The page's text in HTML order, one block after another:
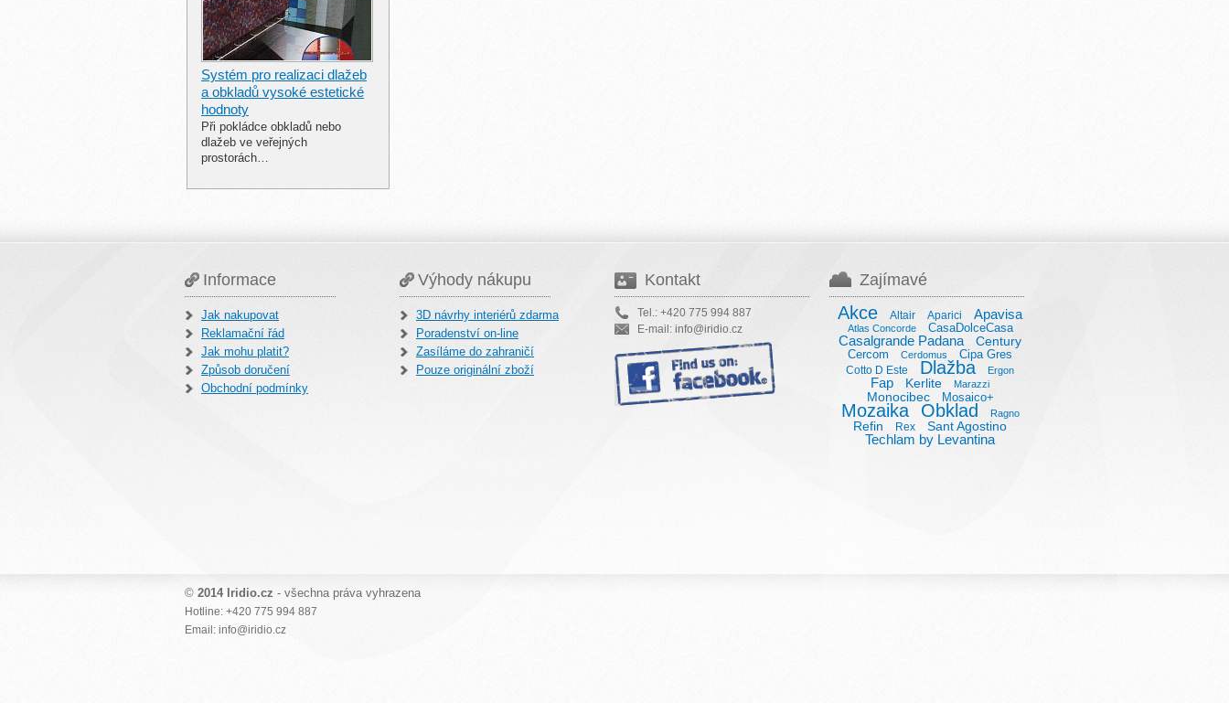
Systém pro realizaci dlažeb
a obkladů vysoké estetické
hodnoty
Při pokládce obkladů nebo
dlažeb ve veřejných
prostorách…
Informace
Jak nakupovat
Reklamační řád
Jak mohu platit?
Způsob doručení
Obchodní podmínky
Výhody nákupu
3D návrhy interiérů zdarma
Poradenství on-line
Zasíláme do zahraničí
Pouze originální zboží
Kontakt
Tel.: +420 775 994 887
E-mail: info@iridio.cz
Zajímavé
Akce Altair Aparici Apavisa
Atlas Concorde CasaDolceCasa
Casalgrande Padana Century
Cercom Cerdomus Cipa Gres
Cotto D Este Dlažba Ergon
Fap Kerlite Marazzi
Monocibec Mosaico+
Mozaika Obklad Ragno
Refin Rex Sant Agostino
Techlam by Levantina
© 2014 Iridio.cz - všechna práva vyhrazena
Hotline: +420 775 994 887
Email: info@iridio.cz